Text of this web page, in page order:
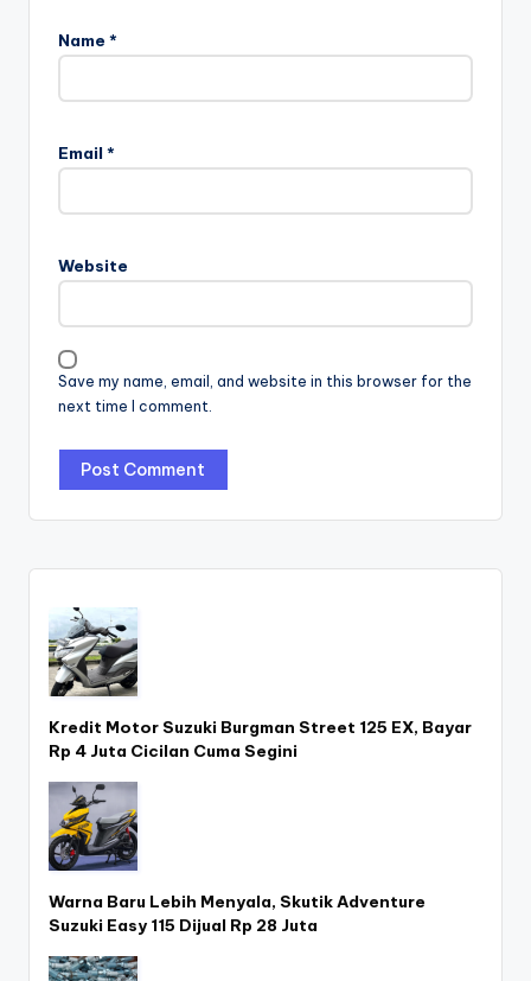
Name *
Email *
Website
Save my name, email, and website in this browser for the
next time I comment.
Kredit Motor Suzuki Burgman Street 125 EX, Bayar
Rp 4 Juta Cicilan Cuma Segini
Warna Baru Lebih Menyala, Skutik Adventure
Suzuki Easy 115 Dijual Rp 28 Juta